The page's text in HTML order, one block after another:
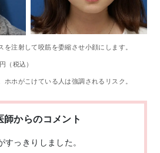
を注射して咬筋を委縮させ小顔にします。
（税込）
ホホがこけている人は強調されるリスク。
師からのコメント
っきりしました。